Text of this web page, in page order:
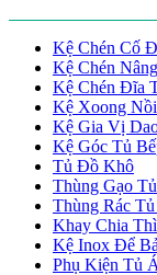
Kệ Chén Cố
Kệ Chén
Kệ Chén Đĩa
Kệ Xoong Nồi
Kệ Gia Vị
Kệ Góc Tủ
Tủ Đồ Khô
Thùng Gạo
Thùng Rác
Khay Chia
Kệ Inox Để
Phụ Kiện Tủ